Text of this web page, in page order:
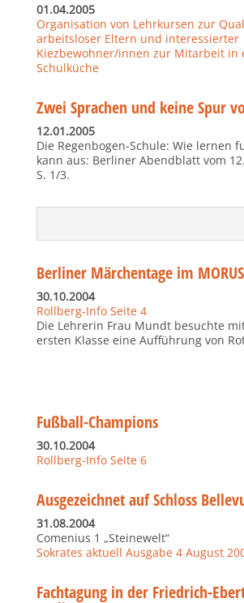
01.04.2005
Organisation von Lehrkursen zur
arbeitsloser Eltern und interessierter
Kiezbewohner/innen zur Mitarbeit in
Schulküche
Zwei Sprachen und keine Spur
12.01.2005
Die Regenbogen-Schule: Wie lernen
kann aus: Berliner Abendblatt vom
S. 1/3.
Berliner Märchentage im
30.10.2004
Rollberg-Info Seite 4
Die Lehrerin Frau Mundt besuchte
ersten Klasse eine Aufführung von
Fußball-Champions
30.10.2004
Rollberg-Info Seite 6
Ausgezeichnet auf Schloss
31.08.2004
Comenius 1 „Steinewelt“
Sokrates aktuell Ausgabe 4 August
Fachtagung in der Friedrich-